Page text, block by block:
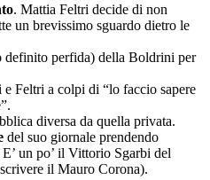
. Mattia Feltri decide di non
un brevissimo sguardo dietro le
definito perfida) della Boldrini per
Feltri a colpi di “lo faccio sapere
diversa da quella privata.
del suo giornale prendendo
un po’ il Vittorio Sgarbi del
il Mauro Corona).